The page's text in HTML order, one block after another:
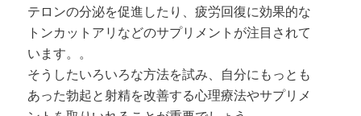
テロンの分泌を促進したり、疲労回復に効果的な
トンカットアリなどのサプリメントが注目されて
います。。
そうしたいろいろな方法を試み、自分にもっとも
あった勃起と射精を改善する心理療法やサプリメ